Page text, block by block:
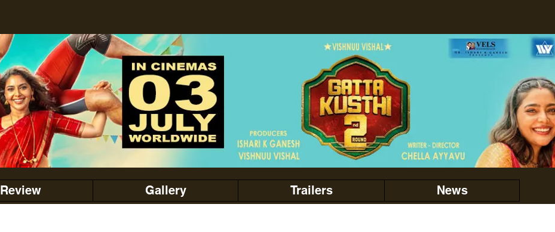
Review Gallery Trailers News